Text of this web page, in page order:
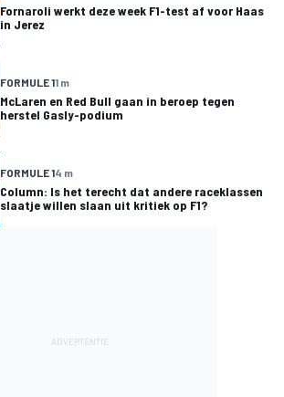
Fornaroli werkt deze week F1-test af voor Haas
in Jerez
FORMULE 11 m
McLaren en Red Bull gaan in beroep tegen
herstel Gasly-podium
FORMULE 14 m
Column: Is het terecht dat andere raceklassen
slaatje willen slaan uit kritiek op F1?